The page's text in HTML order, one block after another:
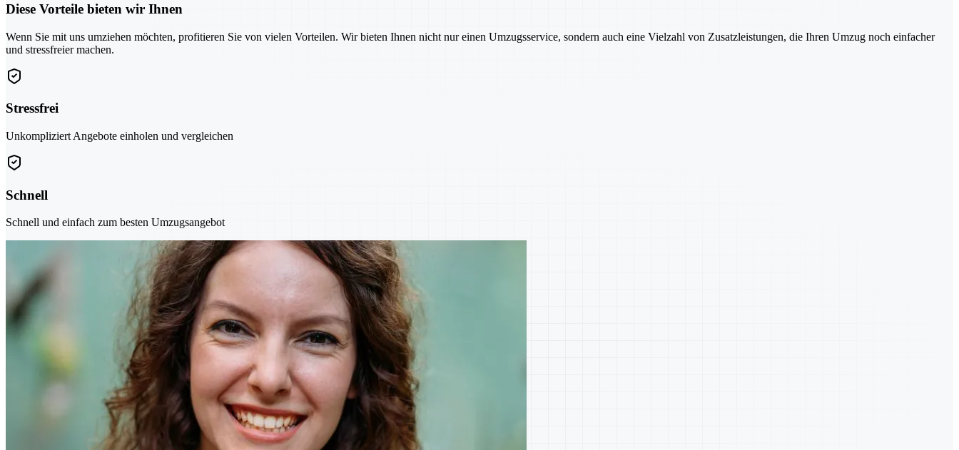
Diese Vorteile bieten wir Ihnen
Wenn Sie mit uns umziehen möchten, profitieren Sie von vielen Vorteilen. Wir bieten Ihnen nicht nur einen Umzugsservice, sondern auch eine Vielzahl von Zusatzleistungen, die Ihren Umzug noch einfacher
und stressfreier machen.
Stressfrei
Unkompliziert Angebote einholen und vergleichen
Schnell
Schnell und einfach zum besten Umzugsangebot